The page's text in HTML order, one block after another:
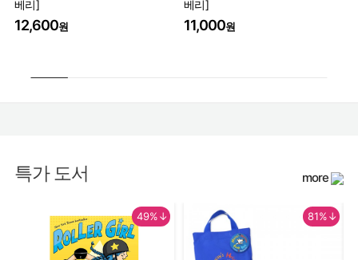
베리]
12,600원
베리]
11,000원
특가 도서 more
49%↓ 81%↓